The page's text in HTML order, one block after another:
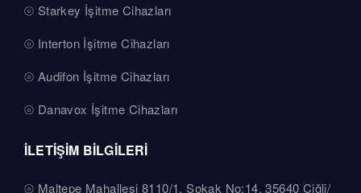
Starkey İşitme Cihazları
Interton İşitme Cihazları
Audifon İşitme Cihazları
Danavox İşitme Cihazları
İLETİŞİM BİLGİLERİ
Maltepe Mahallesi 8110/1. Sokak No:14, 35640 Çiğli/